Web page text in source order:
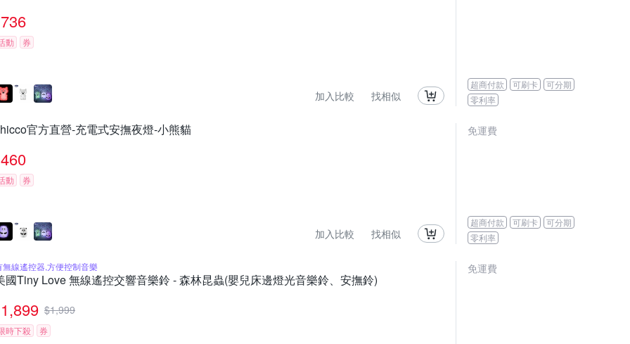
736
動 券
加入比較 找相似
超商付款 可刷卡
可分期
零利率
官方直營-充電式安撫夜燈-小熊貓
460
動 券
加入比較 找相似
免運費
超商付款 可刷卡
可分期
零利率
無線遙控器,方便控制音樂
國Tiny Love 無線遙控交響音樂鈴 - 森林昆蟲(嬰兒床邊燈光音樂鈴、安撫鈴)
1,899 $1,999
時下殺 券
免運費